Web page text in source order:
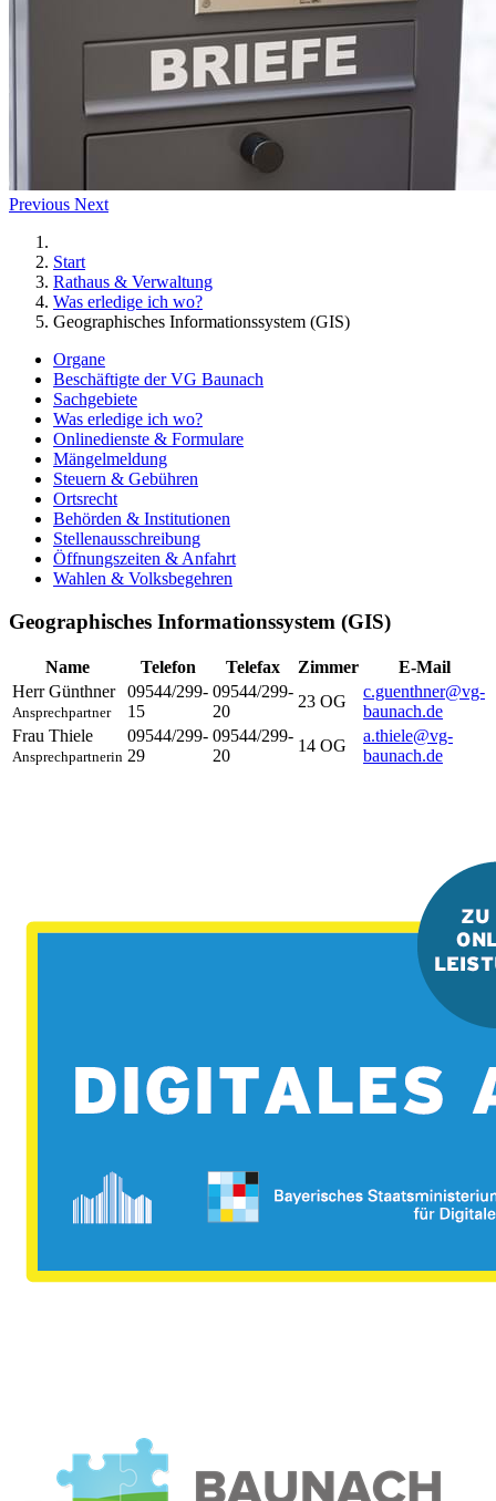
Previous Next
Start
Rathaus & Verwaltung
Was erledige ich wo?
Geographisches Informationssystem (GIS)
Organe
Beschäftigte der VG Baunach
Sachgebiete
Was erledige ich wo?
Onlinedienste & Formulare
Mängelmeldung
Steuern & Gebühren
Ortsrecht
Behörden & Institutionen
Stellenausschreibung
Öffnungszeiten & Anfahrt
Wahlen & Volksbegehren
Geographisches Informationssystem (GIS)
Name Telefon Telefax Zimmer
E-Mail
Herr Günthner
Ansprechpartner
09544/299-
15
09544/299-
20
23 OG
c.guenthner@vg-
baunach.de
Frau Thiele
Ansprechpartnerin
09544/299-
29
09544/299-
20
14 OG
a.thiele@vg-
baunach.de